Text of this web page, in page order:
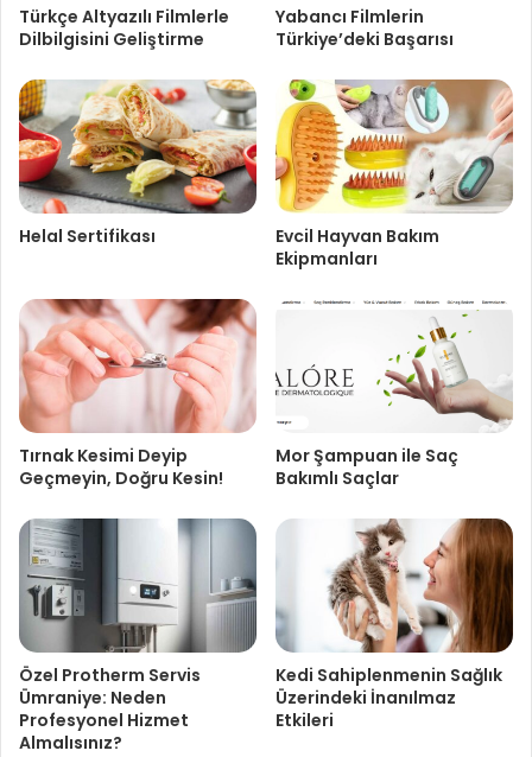
Türkçe Altyazılı Filmlerle
Dilbilgisini Geliştirme
Yabancı Filmlerin
Türkiye’deki Başarısı
Helal Sertifikası
Evcil Hayvan Bakım
Ekipmanları
Tırnak Kesimi Deyip
Geçmeyin, Doğru Kesin!
Mor Şampuan ile Saç
Bakımlı Saçlar
Özel Protherm Servis
Ümraniye: Neden
Profesyonel Hizmet
Almalısınız?
Kedi Sahiplenmenin Sağlık
Üzerindeki İnanılmaz
Etkileri